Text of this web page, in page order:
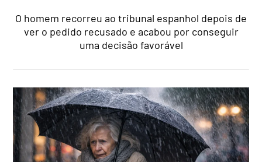
O homem recorreu ao tribunal espanhol depois de
ver o pedido recusado e acabou por conseguir
uma decisão favorável